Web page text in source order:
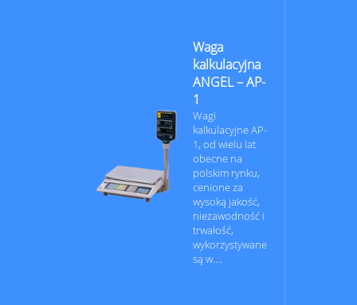
Waga
kalkulacyjna
ANGEL – AP-
1
Wagi
kalkulacyjne AP-
1, od wielu lat
obecne na
polskim rynku,
cenione za
wysoką jakość,
niezawodność i
trwałość,
wykorzystywane
są w....